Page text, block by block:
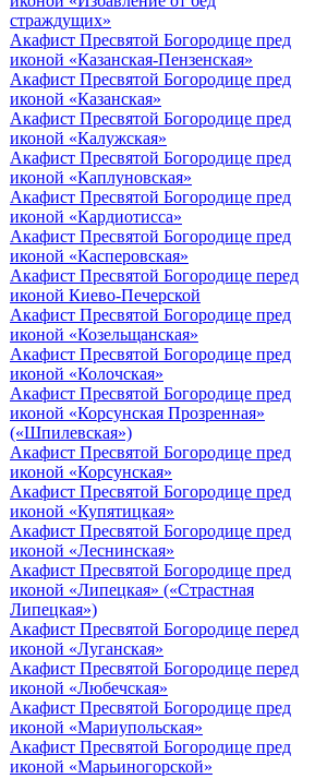
страждущих»
Акафист Пресвятой Богородице пред
иконой «Казанская-Пензенская»
Акафист Пресвятой Богородице пред
иконой «Казанская»
Акафист Пресвятой Богородице пред
иконой «Калужская»
Акафист Пресвятой Богородице пред
иконой «Каплуновская»
Акафист Пресвятой Богородице пред
иконой «Кардиотисса»
Акафист Пресвятой Богородице пред
иконой «Касперовская»
Акафист Пресвятой Богородице перед
иконой Киево-Печерской
Акафист Пресвятой Богородице пред
иконой «Козельщанская»
Акафист Пресвятой Богородице пред
иконой «Колочская»
Акафист Пресвятой Богородице пред
иконой «Корсунская Прозренная»
(«Шпилевская»)
Акафист Пресвятой Богородице пред
иконой «Корсунская»
Акафист Пресвятой Богородице пред
иконой «Купятицкая»
Акафист Пресвятой Богородице пред
иконой «Леснинская»
Акафист Пресвятой Богородице пред
иконой «Липецкая» («Страстная
Липецкая»)
Акафист Пресвятой Богородице перед
иконой «Луганская»
Акафист Пресвятой Богородице перед
иконой «Любечская»
Акафист Пресвятой Богородице пред
иконой «Мариупольская»
Акафист Пресвятой Богородице пред
иконой «Марьиногорской»